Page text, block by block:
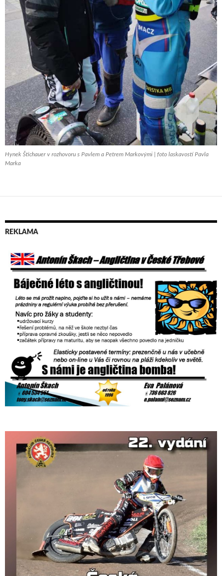
Hynek Štichauer v rozhovoru s Pavlem a Petrem Markovými | foto laskavostí Pavla
Marka
REKLAMA